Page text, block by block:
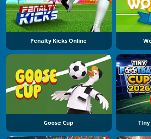
Penalty Kicks Online
Goose Cup